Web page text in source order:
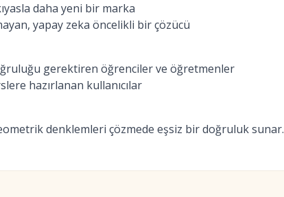
daha yeni bir marka
yapay zeka öncelikli bir çözücü
gerektiren öğrenciler ve öğretmenler
hazırlanan kullanıcılar
denklemleri çözmede eşsiz bir doğruluk sunar.